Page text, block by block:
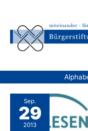
springen
Sep.
29
2013